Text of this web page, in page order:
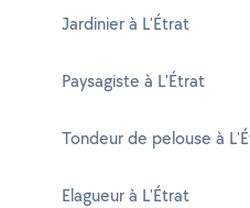
Jardinier à L'Étrat
Paysagiste à L'Étrat
Tondeur de pelouse à
Elagueur à L'Étrat